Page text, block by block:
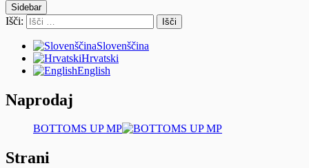
Sidebar
Išči:
Slovenščina
Hrvatski
English
Naprodaj
BOTTOMS UP MP
Strani